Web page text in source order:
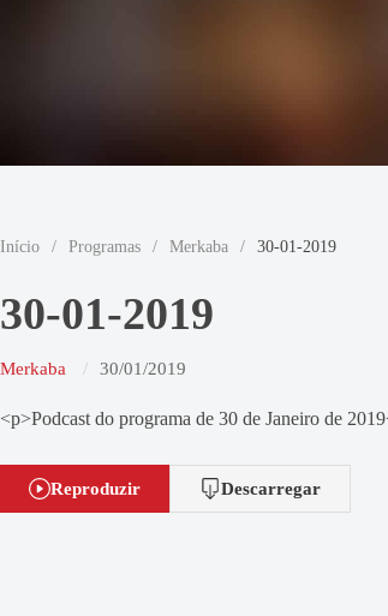
Início / Programas / Merkaba / 30-01-2019
30-01-2019
Merkaba 30/01/2019
<p>Podcast do programa de 30 de Janeiro de
Reproduzir Descarregar